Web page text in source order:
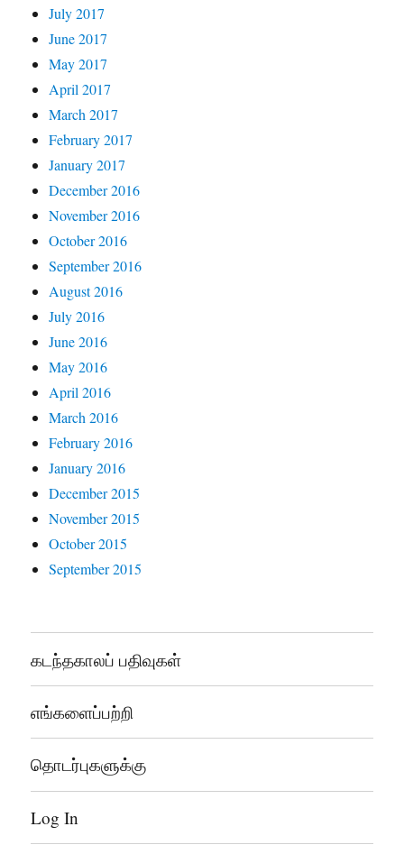
July 2017
June 2017
May 2017
April 2017
March 2017
February 2017
January 2017
December 2016
November 2016
October 2016
September 2016
August 2016
July 2016
June 2016
May 2016
April 2016
March 2016
February 2016
January 2016
December 2015
November 2015
October 2015
September 2015
கடந்தகாலப் பதிவுகள்
எங்களைப்பற்றி
தொடர்புகளுக்கு
Log In